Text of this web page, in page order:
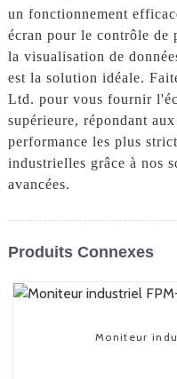
un fonctionnement
écran pour le contrôle de
la visualisation de
est la solution idéale.
Ltd. pour vous fournir
supérieure, répondant
performance les plus
industrielles grâce à nos
avancées.
Produits Connexes
Moniteur